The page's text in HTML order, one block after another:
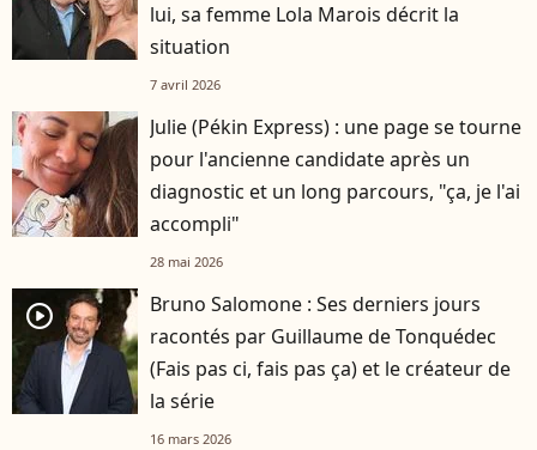
lui, sa femme Lola Marois décrit la
situation
7 avril 2026
Julie (Pékin Express) : une page se tourne
pour l'ancienne candidate après un
diagnostic et un long parcours, "ça, je l'ai
accompli"
28 mai 2026
player2
Bruno Salomone : Ses derniers jours
racontés par Guillaume de Tonquédec
(Fais pas ci, fais pas ça) et le créateur de
la série
16 mars 2026